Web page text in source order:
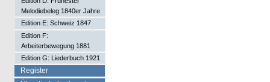
Melodiebeleg 1840er Jahre
Edition E: Schweiz 1847
Edition F:
Arbeiterbewegung 1881
Edition G: Liederbuch 1921
Register